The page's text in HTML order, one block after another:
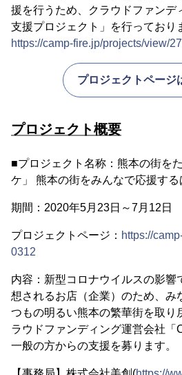
援を行うため、クラウドファンデ
支援プロジェクト」を行っており
https://camp-fire.jp/projects/view/
プロジェクトページ
プロジェクト概要
■プロジェクト名称：熊本の街を
ケ」 熊本の街をみんなで応援する
期間：2020年5月23日～7月12日
プロジェクトページ： https://
0312
内容：新型コロナウイルスの影響
想されるお店（企業）のため、み
つもの明るい熊本の繁華街を取り
ラウドファンディング運営会社「
一般の方からの支援を募ります。